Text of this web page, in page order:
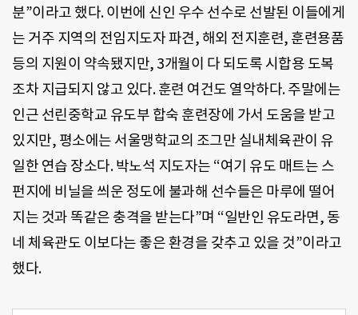
분”이라고 했다. 이번에 신인 우수 선수로 선발된 이들에게
는 거주 지역의 전임지도자 파견, 해외 전지훈련, 훈련용품
등의 지원이 약속됐지만, 3개월이 다 되도록 시합용 도복
조차 지급되지 않고 있다. 훈련 여건도 열악하다. 주말에는
인근 선린중학교 유도부 합숙 훈련장에 가서 도움을 받고
있지만, 평소에는 서울맹학교의 조그만 실내체육관이 유
일한 연습 장소다. 박노석 지도자는 “여기 유도 매트는 스
펀지에 비닐을 씌운 정도에 불과해 선수들은 마루에 떨어
지는 것과 똑같은 충격을 받는다”며 “일반인 유도라면, 동
네 체육관도 이보다는 좋은 환경을 갖추고 있을 것”이라고
했다.